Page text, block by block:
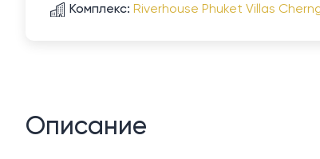
Комплекс: Riverhouse Phuket Villas
Описание